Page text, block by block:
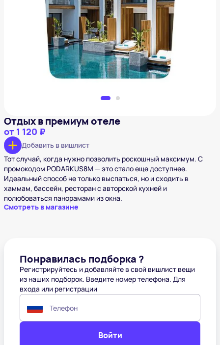
Отдых в премиум отеле
от1 120 ₽
Добавить в вишлист
Отдых в премиум отеле
от 1 120 ₽
Добавить в вишлист
Тот случай, когда нужно позволить роскошный максимум. С
промокодом PODARKUS8M — это стало еще доступнее.
Идеальный способ не только выспаться, но и сходить в
хаммам, бассейн, ресторан с авторской кухней и
полюбоваться панорамами из окна.
Смотреть в магазине
Понравилась подборка ?
Регистрируйтесь и добавляйте в свой вишлист вещи
из наших подборок. Введите номер телефона. Для
входа или регистрации
Телефон
Войти